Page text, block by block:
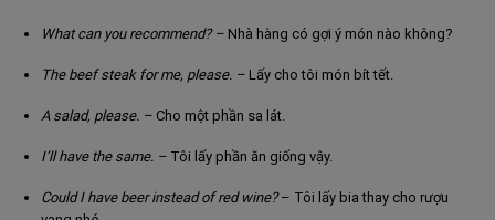
What can you recommend? – Nhà hàng có gợi ý món nào không?
The beef steak for me, please. – Lấy cho tôi món bít tết.
A salad, please. – Cho một phần sa lát.
I’ll have the same. – Tôi lấy phần ăn giống vậy.
Could I have beer instead of red wine?– Tôi lấy bia thay cho rượu